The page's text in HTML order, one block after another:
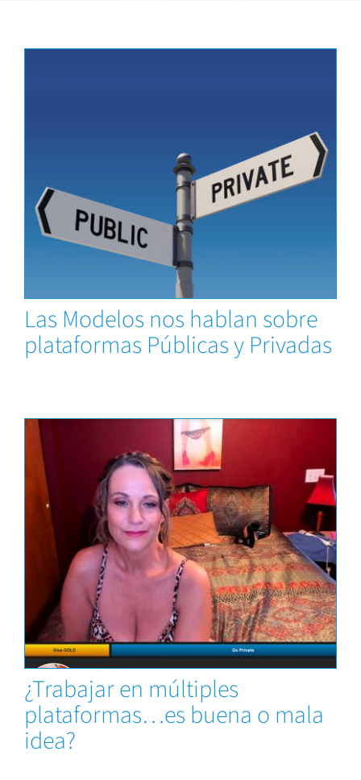
Capacitaciones
Las Modelos nos hablan sobre
plataformas Públicas y Privadas
Capacitaciones
¿Trabajar en múltiples
plataformas…es buena o mala
idea?